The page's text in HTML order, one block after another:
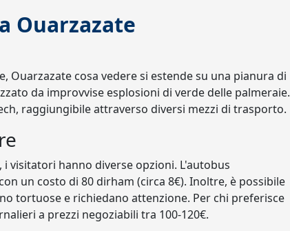
Ouarzazate
Ouarzazate cosa vedere si estende su una pianura di
da improvvise esplosioni di verde delle palmeraie.
raggiungibile attraverso diversi mezzi di trasporto.
visitatori hanno diverse opzioni. L'autobus
un costo di 80 dirham (circa 8€). Inoltre, è possibile
tortuose e richiedano attenzione. Per chi preferisce
a prezzi negoziabili tra 100-120€.